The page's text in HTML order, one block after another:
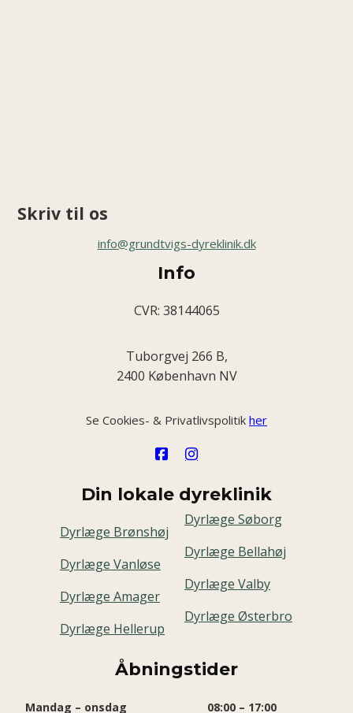
Skriv til os
info@grundtvigs-dyreklinik.dk
Åbningstider
Mandag – onsdag 08:00 – 17:00
Din lokale dyreklinik
Dyrlæge Brønshøj
Dyrlæge Vanløse
Dyrlæge Amager
Dyrlæge Hellerup
Dyrlæge Søborg
Dyrlæge Bellahøj
Dyrlæge Valby
Dyrlæge Østerbro
Info
CVR: 38144065
Tuborgvej 266 B,
2400 København NV
Se Cookies- & Privatlivspolitik her